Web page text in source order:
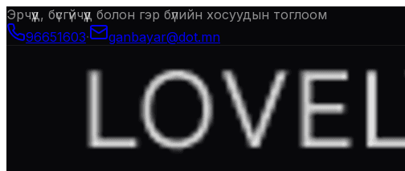
Эрчүүд, бүсгүйчүүд болон гэр бүлийн хосуудын тоглоом
96651603· ganbayar@dot.mn